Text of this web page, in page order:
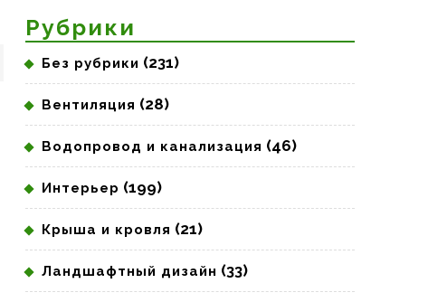
Рубрики
Без рубрики (231)
Вентиляция (28)
Водопровод и канализация (46)
Интерьер (199)
Крыша и кровля (21)
Ландшафтный дизайн (33)